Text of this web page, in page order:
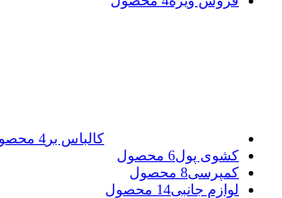
کالباس بر 4 محصول
کشوی پول6 محصول
کمپرسی8 محصول
لوازم جانبی14 محصول